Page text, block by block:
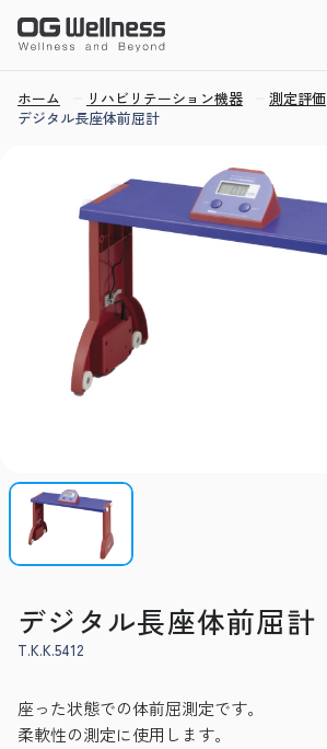
ホーム リハビリテーション機器 測定評価
デジタル長座体前屈計
デジタル長座体前屈計
T.K.K.5412
座った状態での体前屈測定です。
柔軟性の測定に使用します。